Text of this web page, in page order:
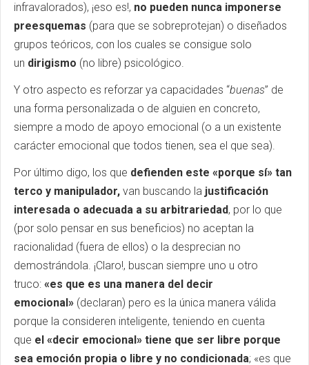
infravalorados), ¡eso es!, no pueden nunca imponerse
preesquemas (para que se sobreprotejan) o diseñados
grupos teóricos, con los cuales se consigue solo
un dirigismo (no libre) psicológico.
Y otro aspecto es reforzar ya capacidades “buenas” de
una forma personalizada o de alguien en concreto,
siempre a modo de apoyo emocional (o a un existente
carácter emocional que todos tienen, sea el que sea).
Por último digo, los que defienden este «porque sí» tan
terco y manipulador, van buscando la justificación
interesada o adecuada a su arbitrariedad, por lo que
(por solo pensar en sus beneficios) no aceptan la
racionalidad (fuera de ellos) o la desprecian no
demostrándola. ¡Claro!, buscan siempre uno u otro
truco: «es que es una manera del decir
emocional» (declaran) pero es la única manera válida
porque la consideren inteligente, teniendo en cuenta
que el «decir emocional» tiene que ser libre porque
sea emoción propia o libre y no condicionada; «es que